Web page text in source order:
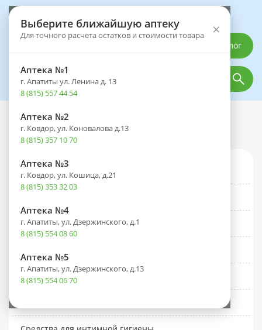
Выберите ближайшую аптеку
Для точного расчета остатков и стоимости товара ×
Аптека №1
г. Апатиты ул. Ленина д. 13
8 (815) 557 44 54
Аптека №2
г. Ковдор, ул. Коновалова д.13
8 (815) 357 10 70
Аптека №3
г. Ковдор, ул. Кошица, д.21
8 (815) 353 32 03
Аптека №4
г. Апатиты, ул. Дзержинского, д.1
8 (815) 554 08 60
Аптека №5
г. Апатиты, ул. Дзержинского, д.13
8 (815) 554 06 70
Каталог
Каталог Мама и малыш
Товары для ухода за детьми
Аксессуары для детей
Детские украшения и аксессуары
Коврики и покрытия для детей